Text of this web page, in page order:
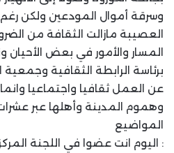
وسرقة أموال المودعين ولكن
العصيبة مازالت الثقافة من
المسار والأمور في بعض
برئاسة الرابطة الثقافية
عن العمل ثقافيا واجتماعيا
وهموم المدينة وأهلها عبر
المواضيع
: اليوم انت عضوا في اللجنة